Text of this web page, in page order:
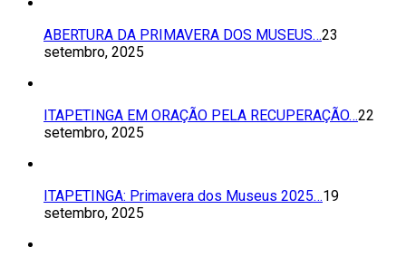
ABERTURA DA PRIMAVERA DOS MUSEUS…23
setembro, 2025
ITAPETINGA EM ORAÇÃO PELA RECUPERAÇÃO…22
setembro, 2025
ITAPETINGA: Primavera dos Museus 2025…19
setembro, 2025